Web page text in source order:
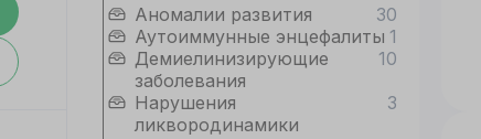
Аномалии развития
30
Аутоиммунные энцефалиты 1
Демиелинизирующие
заболевания
10
Нарушения
ликвородинамики
3